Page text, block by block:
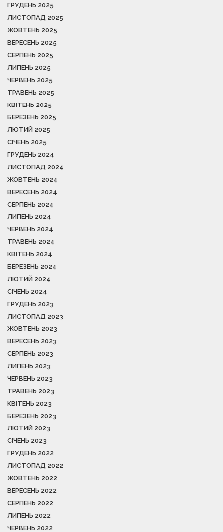
ГРУДЕНЬ 2025
ЛИСТОПАД 2025
ЖОВТЕНЬ 2025
ВЕРЕСЕНЬ 2025
СЕРПЕНЬ 2025
ЛИПЕНЬ 2025
ЧЕРВЕНЬ 2025
ТРАВЕНЬ 2025
КВІТЕНЬ 2025
БЕРЕЗЕНЬ 2025
ЛЮТИЙ 2025
СІЧЕНЬ 2025
ГРУДЕНЬ 2024
ЛИСТОПАД 2024
ЖОВТЕНЬ 2024
ВЕРЕСЕНЬ 2024
СЕРПЕНЬ 2024
ЛИПЕНЬ 2024
ЧЕРВЕНЬ 2024
ТРАВЕНЬ 2024
КВІТЕНЬ 2024
БЕРЕЗЕНЬ 2024
ЛЮТИЙ 2024
СІЧЕНЬ 2024
ГРУДЕНЬ 2023
ЛИСТОПАД 2023
ЖОВТЕНЬ 2023
ВЕРЕСЕНЬ 2023
СЕРПЕНЬ 2023
ЛИПЕНЬ 2023
ЧЕРВЕНЬ 2023
ТРАВЕНЬ 2023
КВІТЕНЬ 2023
БЕРЕЗЕНЬ 2023
ЛЮТИЙ 2023
СІЧЕНЬ 2023
ГРУДЕНЬ 2022
ЛИСТОПАД 2022
ЖОВТЕНЬ 2022
ВЕРЕСЕНЬ 2022
СЕРПЕНЬ 2022
ЛИПЕНЬ 2022
ЧЕРВЕНЬ 2022